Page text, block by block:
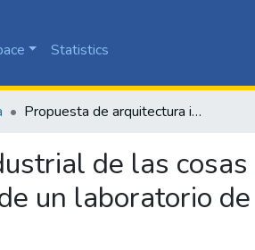
Statistics
Propuesta de arquitectura internet industrial de las cosas para una planta industrial: caso de la planta didáctica de un laboratorio de ingeniería industrial
de las
un laboratorio